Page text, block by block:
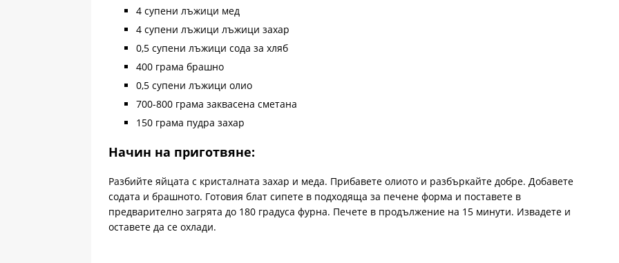
4 супени лъжици мед
4 супени лъжици лъжици захар
0,5 супени лъжици сода за хляб
400 грама брашно
0,5 супени лъжици олио
700-800 грама заквасена сметана
150 грама пудра захар
Начин на приготвяне:
Разбийте яйцата с кристалната захар и меда. Прибавете олиото и разбъркайте добре. Добавете
содата и брашното. Готовия блат сипете в подходяща за печене форма и поставете в
предварително загрята до 180 градуса фурна. Печете в продължение на 15 минути. Извадете и
оставете да се охлади.